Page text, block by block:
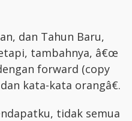
dan Tahun Baru,
tambahnya, â€œ
forward (copy
kata-kata orangâ€.
tidak semua